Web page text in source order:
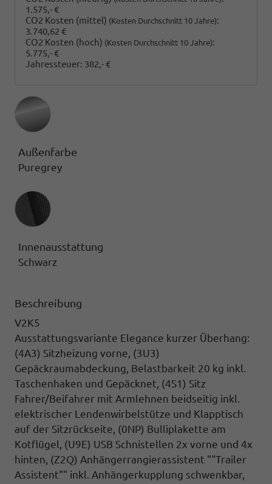
1.575,- €
CO2 Kosten (mittel) (Kosten Durchschnitt 10 Jahre):
3.740,62 €
CO2 Kosten (hoch) (Kosten Durchschnitt 10 Jahre):
5.775,- €
Jahressteuer: 382,- €
Außenfarbe
Puregrey
Innenausstattung
Innenausstattung
Schwarz
Beschreibung
V2K5
Ausstattungsvariante Elegance kurzer Überhang:
(4A3) Sitzheizung vorne, (3U3)
Gepäckraumabdeckung, Belastbarkeit 20 kg inkl.
Taschenhaken und Gepäcknet, (4S1) Sitz
Fahrer/Beifahrer mit Armlehnen beidseitig inkl.
elektrischer Lendenwirbelstütze und Klapptisch
auf der Sitzrückseite, (0NP) Bulliplakette am
Kotflügel, (U9E) USB Schnistellen 2x vorne und 4x
hinten, (Z2Q) Anhängerrangierassistent ""Trailer
Assistent"" inkl. Anhängerkupplung schwenkbar,